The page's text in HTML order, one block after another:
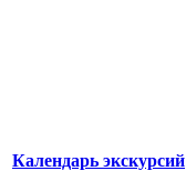
Календарь экскурсий